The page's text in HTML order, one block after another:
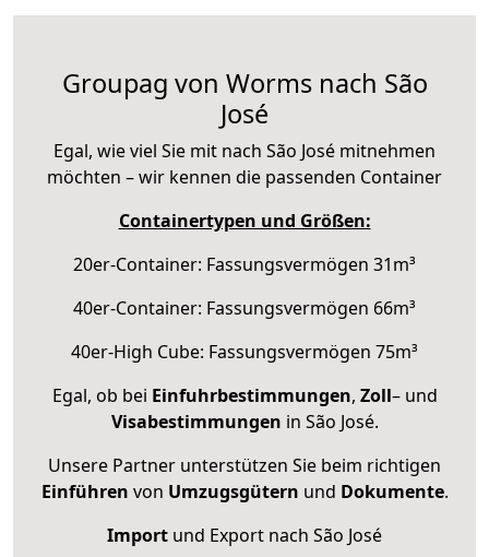
Groupag von Worms nach São
José
Egal, wie viel Sie mit nach São José mitnehmen
möchten – wir kennen die passenden Container
Containertypen und Größen:
20er-Container: Fassungsvermögen 31m³
40er-Container: Fassungsvermögen 66m³
40er-High Cube: Fassungsvermögen 75m³
Egal, ob bei Einfuhrbestimmungen, Zoll– und
Visabestimmungen in São José.
Unsere Partner unterstützen Sie beim richtigen
Einführen von Umzugsgütern und Dokumente.
Import und Export nach São José